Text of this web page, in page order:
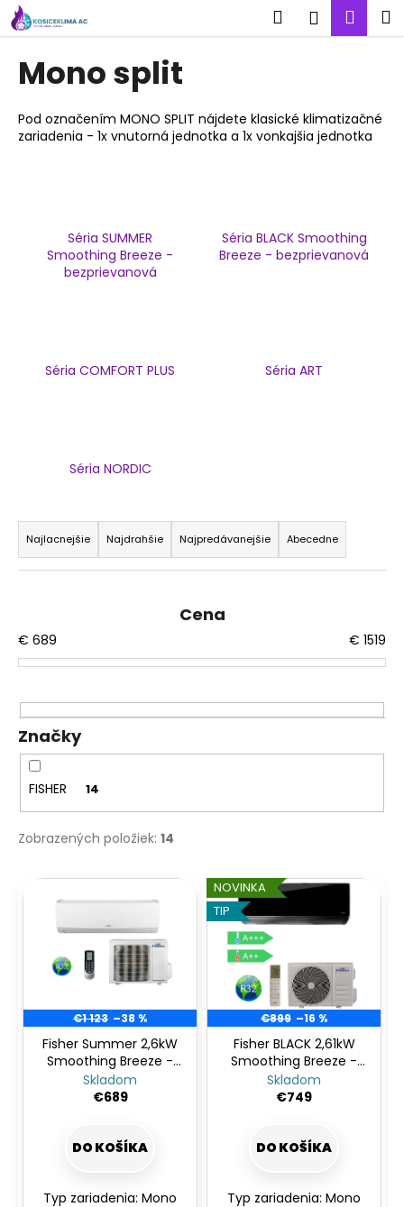
Prejsť
na
obsah
Hľadať
Mono split
Pod označením MONO SPLIT nájdete klasické klimatizačné
zariadenia - 1x vnutorná jednotka a 1x vonkajšia jednotka
Séria SUMMER
Smoothing Breeze -
bezprievanová
Séria BLACK Smoothing
Breeze - bezprievanová
Séria COMFORT PLUS Séria ART
Séria NORDIC
R
a
d
i
e
r
o
d
u
k
o
Najlacnejšie Najdrahšie Najpredávanejšie Abecedne
Cena
€ 689 € 1519
Značky
FISHER 14
Zobrazených položiek: 14
r €1 123 –38 %
Fisher Summer 2,6kW
Smoothing Breeze -
bezprievanová
Skladom
€689
DO KOŠÍKA
Typ zariadenia: Mono
NOVINKA
TIP
€899 –16 %
Fisher BLACK 2,61kW
Smoothing Breeze -
bezprievanová
Skladom
€749
DO KOŠÍKA
Typ zariadenia: Mono
o
o
p
?
HĽADAŤ
d
p
o
ú
č
a